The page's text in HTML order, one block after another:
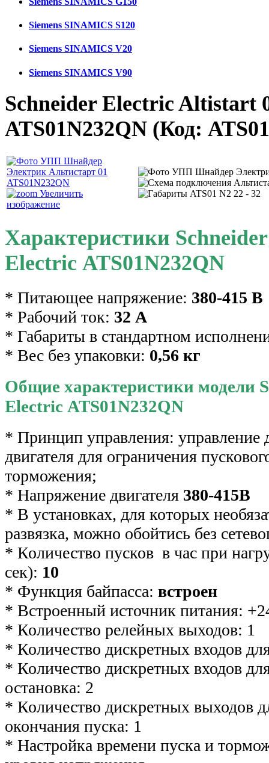
Siemens SINAMICS S120
Siemens SINAMICS V20
Siemens SINAMICS V90
Schneider Electric Altistart
ATS01N232QN (Код:
Увеличить
изображение
Характеристики Schneider
Electric ATS01N232QN
* Питающее напряжение: 380-415 В
* Рабочий ток: 32 А
* Габариты в стандартном
* Вес без упаковки: 0,56 кг
Общие характеристики модели
Electric ATS01N232QN
* Принцип управления: управление
двигателя для ограничения
торможения;
* Напряжение двигателя 380-415В
* В установках, для которых
развязка, можно обойтись без
* Количество пусков в час при
сек): 10
* Функция байпасса: встроен
* Встроенный источник питания:
* Количество релейных выходов: 1
* Количество дискретных входов
* Количество дискретных входов
остановка: 2
* Количество дискретных выходов
окончания пуска: 1
* Настройка времени пуска и